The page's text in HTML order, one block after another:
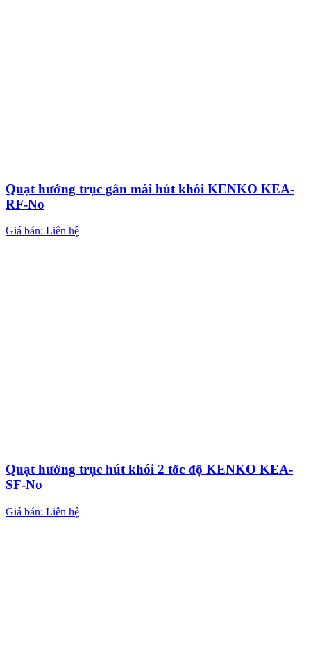
Quạt hướng trục gắn mái hút khói KENKO KEA-
RF-No
Giá bán: Liên hệ
Quạt hướng trục hút khói 2 tốc độ KENKO KEA-
SF-No
Giá bán: Liên hệ